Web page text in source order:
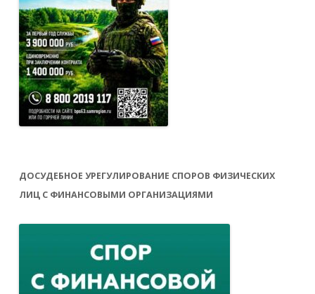
ДОСУДЕБНОЕ УРЕГУЛИРОВАНИЕ СПОРОВ ФИЗИЧЕСКИХ
ЛИЦ С ФИНАНСОВЫМИ ОРГАНИЗАЦИЯМИ